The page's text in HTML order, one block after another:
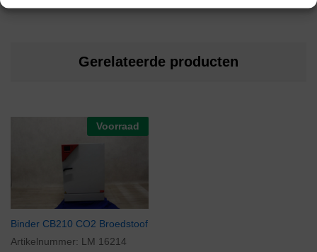
Gerelateerde producten
Voorraad
Binder CB210 CO2 Broedstoof
Artikelnummer: LM 16214